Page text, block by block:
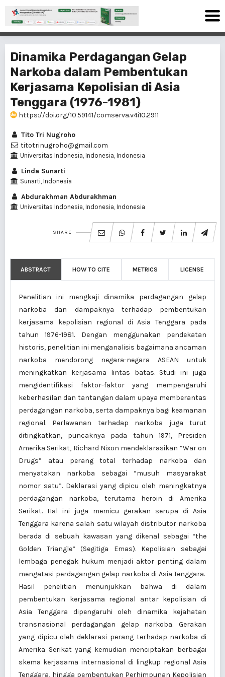
Dinamika Perdagangan Gelap
Narkoba dalam Pembentukan
Kerjasama Kepolisian di Asia
Tenggara (1976-1981)
https://doi.org/10.59141/comserva.v4i10.2911
Tito Tri Nugroho
titotrinugroho@gmail.com
Universitas Indonesia, Indonesia, Indonesia
Linda Sunarti
Sunarti, Indonesia
Abdurakhman Abdurakhman
Universitas Indonesia, Indonesia, Indonesia
SHARE
ABSTRACT HOW TO CITE METRICS LICENSE
Penelitian ini mengkaji dinamika perdagangan gelap
narkoba dan dampaknya terhadap pembentukan
kerjasama kepolisian regional di Asia Tenggara pada
tahun 1976-1981. Dengan menggunakan pendekatan
historis, penelitian ini menganalisis bagaimana ancaman
narkoba mendorong negara-negara ASEAN untuk
meningkatkan kerjasama lintas batas. Studi ini juga
mengidentifikasi faktor-faktor yang mempengaruhi
keberhasilan dan tantangan dalam upaya memberantas
perdagangan narkoba, serta dampaknya bagi keamanan
regional. Perlawanan terhadap narkoba juga turut
ditingkatkan, puncaknya pada tahun 1971, Presiden
Amerika Serikat, Richard Nixon mendeklarasikan “War on
Drugs” atau perang total terhadap narkoba dan
menyatakan narkoba sebagai “musuh masyarakat
nomor satu”. Deklarasi yang dipicu oleh meningkatnya
perdagangan narkoba, terutama heroin di Amerika
Serikat. Hal ini juga memicu gerakan serupa di Asia
Tenggara karena salah satu wilayah distributor narkoba
berada di sebuah kawasan yang dikenal sebagai “the
Golden Triangle” (Segitiga Emas). Kepolisian sebagai
lembaga penegak hukum menjadi aktor penting dalam
mengatasi perdagangan gelap narkoba di Asia Tenggara.
Hasil penelitian menunjukkan bahwa di dalam
pembentukan kerjasama regional antar kepolisian di
Asia Tenggara dipengaruhi oleh dinamika kejahatan
transnasional perdagangan gelap narkoba. Gerakan
yang dipicu oleh deklarasi perang terhadap narkoba di
Amerika Serikat yang kemudian menciptakan berbagai
skema kerjasama internasional di lingkup regional Asia
Tenggara, hingga pembentukan Perhimpunan Kepolisian